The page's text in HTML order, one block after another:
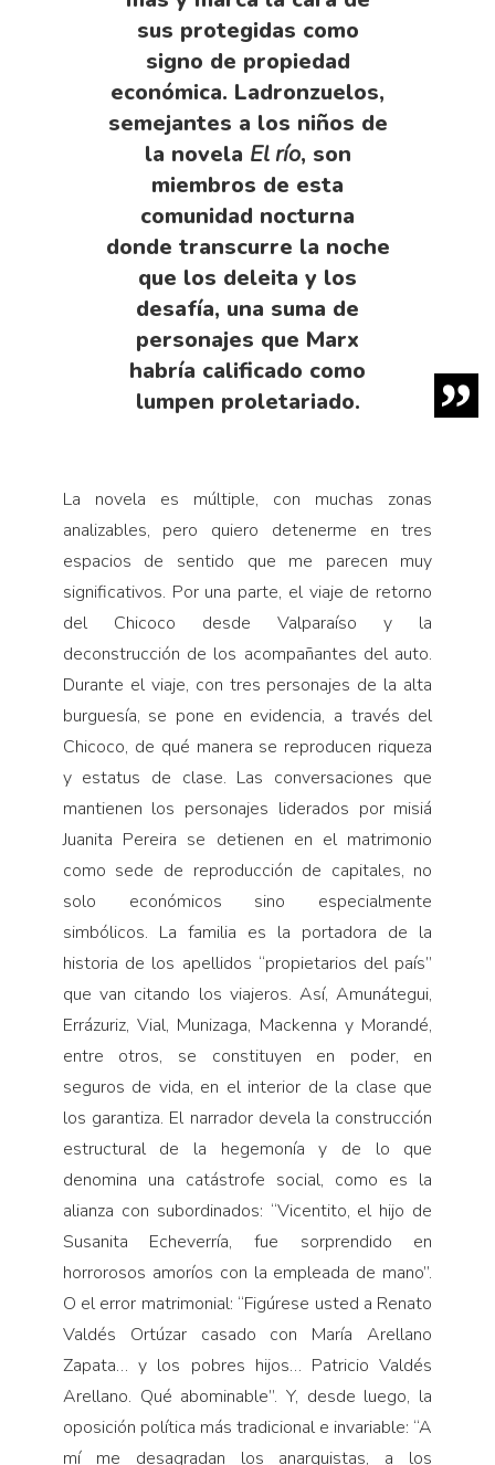
sus protegidas como
signo de propiedad
económica. Ladronzuelos,
semejantes a los niños de
la novela El río, son
miembros de esta
comunidad nocturna
donde transcurre la noche
que los deleita y los
desafía, una suma de
personajes que Marx
habría calificado como
lumpen proletariado.
La novela es múltiple, con muchas zonas
analizables, pero quiero detenerme en tres
espacios de sentido que me parecen muy
significativos. Por una parte, el viaje de retorno
del Chicoco desde Valparaíso y la
deconstrucción de los acompañantes del auto.
Durante el viaje, con tres personajes de la alta
burguesía, se pone en evidencia, a través del
Chicoco, de qué manera se reproducen riqueza
y estatus de clase. Las conversaciones que
mantienen los personajes liderados por misiá
Juanita Pereira se detienen en el matrimonio
como sede de reproducción de capitales, no
solo económicos sino especialmente
simbólicos. La familia es la portadora de la
historia de los apellidos “propietarios del país”
que van citando los viajeros. Así, Amunátegui,
Errázuriz, Vial, Munizaga, Mackenna y Morandé,
entre otros, se constituyen en poder, en
seguros de vida, en el interior de la clase que
los garantiza. El narrador devela la construcción
estructural de la hegemonía y de lo que
denomina una catástrofe social, como es la
alianza con subordinados: “Vicentito, el hijo de
Susanita Echeverría, fue sorprendido en
horrorosos amoríos con la empleada de mano”.
O el error matrimonial: “Figúrese usted a Renato
Valdés Ortúzar casado con María Arellano
Zapata… y los pobres hijos… Patricio Valdés
Arellano. Qué abominable”. Y, desde luego, la
oposición política más tradicional e invariable: “A
mí me desagradan los anarquistas, a los